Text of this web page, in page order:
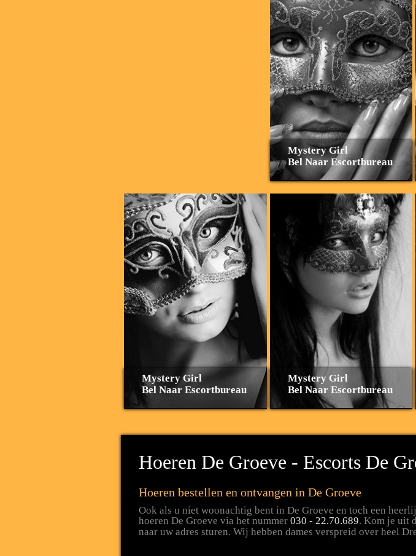
Mystery Girl
Bel Naar Escortbureau
Mystery Girl
Bel Naar Escortbureau
Mystery Girl
Bel Naar Escortbureau
Hoeren De Groeve - Escorts De
Hoeren bestellen en ontvangen in De Groeve
Ook als u niet woonachtig bent in De Groeve en toch een
hoeren De Groeve via het nummer 030 - 22.70.689. Kom je uit
naar uw adres sturen. Wij hebben dames verspreid over heel